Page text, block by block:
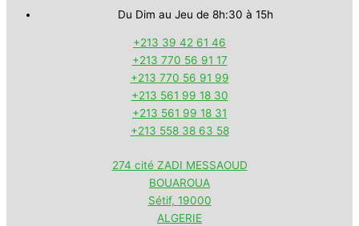
Du Dim au Jeu de 8h:30 à 15h
+213 39 42 61 46
+213 770 56 91 17
+213 770 56 91 99
+213 561 99 18 30
+213 561 99 18 31
+213 558 38 63 58
274 cité ZADI MESSAOUD
BOUAROUA
Sétif, 19000
ALGERIE